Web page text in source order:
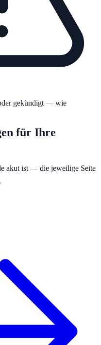
gekündigt — wie
für Ihre
akut ist — die jeweilige Seite